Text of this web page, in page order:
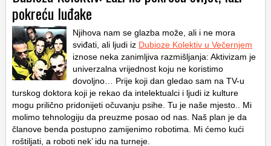
pokreću luđake
Njihova nam se glazba može, ali i ne mora
sviđati, ali ljudi iz Dubioze Kolektiv u Večernjem
iznose neka zanimljiva razmišljanja: Aktivizam je
univerzalna vrijednost koju ne koristimo
dovoljno… Prije koji dan gledao sam na TV-u
turskog doktora koji je rekao da intelektualci i ljudi iz kulture
mogu prilično pridonijeti očuvanju psihe. Tu je naše mjesto.. Mi
molimo tehnologiju da preuzme posao od nas. Naš plan je da
članove benda postupno zamijenimo robotima. Mi ćemo kući
roštiljati, a roboti nek’ idu na turneje.